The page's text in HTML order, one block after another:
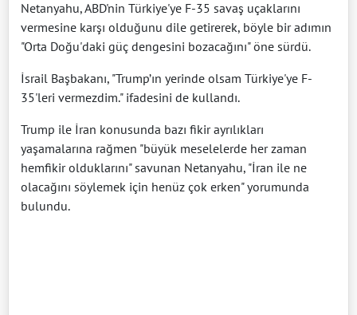
Netanyahu, ABD'nin Türkiye'ye F-35 savaş uçaklarını
vermesine karşı olduğunu dile getirerek, böyle bir adımın
"Orta Doğu'daki güç dengesini bozacağını" öne sürdü.
İsrail Başbakanı, "Trump’ın yerinde olsam Türkiye'ye F-
35'leri vermezdim." ifadesini de kullandı.
Trump ile İran konusunda bazı fikir ayrılıkları
yaşamalarına rağmen "büyük meselelerde her zaman
hemfikir olduklarını" savunan Netanyahu, "İran ile ne
olacağını söylemek için henüz çok erken" yorumunda
bulundu.